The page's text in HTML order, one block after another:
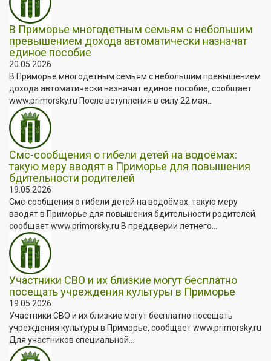
В Приморье многодетным семьям с небольшим
превышением дохода автоматически назначат
единое пособие
20.05.2026
В Приморье многодетным семьям с небольшим превышением
дохода автоматически назначат единое пособие, сообщает
www.primorsky.ru После вступления в силу 22 мая...
Смс-сообщения о гибели детей на водоёмах:
такую меру вводят в Приморье для повышения
бдительности родителей
19.05.2026
Смс-сообщения о гибели детей на водоёмах: такую меру
вводят в Приморье для повышения бдительности родителей,
сообщает www.primorsky.ru В преддверии летнего...
Участники СВО и их близкие могут бесплатно
посещать учреждения культуры в Приморье
19.05.2026
Участники СВО и их близкие могут бесплатно посещать
учреждения культуры в Приморье, сообщает www.primorsky.ru
Для участников специальной...